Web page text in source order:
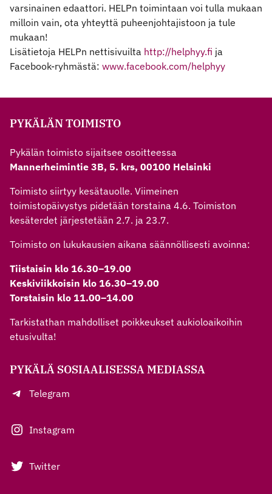
varsinainen edaattori. HELPn toimintaan voi tulla mukaan
milloin vain, ota yhteyttä puheenjohtajistoon ja tule
mukaan!
Lisätietoja HELPn nettisivuilta http://helphyy.fi ja
Facebook-ryhmästä: www.facebook.com/helphyy
PYKÄLÄN TOIMISTO
Pykälän toimisto sijaitsee osoitteessa
Mannerheimintie 3B, 5. krs, 00100 Helsinki
Toimisto siirtyy kesätauolle. Viimeinen
toimistopäivystys pidetään torstaina 4.6. Toimiston
kesäterdet järjestetään 2.7. ja 23.7.
Toimisto on lukukausien aikana säännöllisesti avoinna:
Tiistaisin klo 16.30–19.00
Keskiviikkoisin klo 16.30–19.00
Torstaisin klo 11.00–14.00
Tarkistathan mahdolliset poikkeukset aukioloaikoihin
etusivulta!
PYKÄLÄ SOSIAALISESSA MEDIASSA
Telegram
Instagram
Twitter